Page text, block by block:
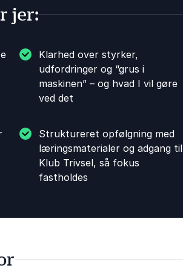
jer:
Klarhed over styrker,
udfordringer og “grus i
maskinen” – og hvad I vil gøre
ved det
Struktureret opfølgning med
læringsmaterialer og adgang til
Klub Trivsel, så fokus
fastholdes